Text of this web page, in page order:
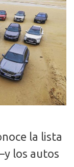
la lista
los autos